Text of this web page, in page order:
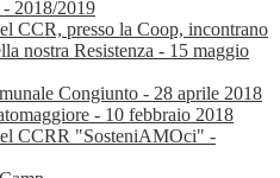
2018/2019
CCR, presso la Coop, incontrano
nostra Resistenza - 15 maggio
Congiunto - 28 aprile 2018
- 10 febbraio 2018
CCRR "SosteniAMOci" -